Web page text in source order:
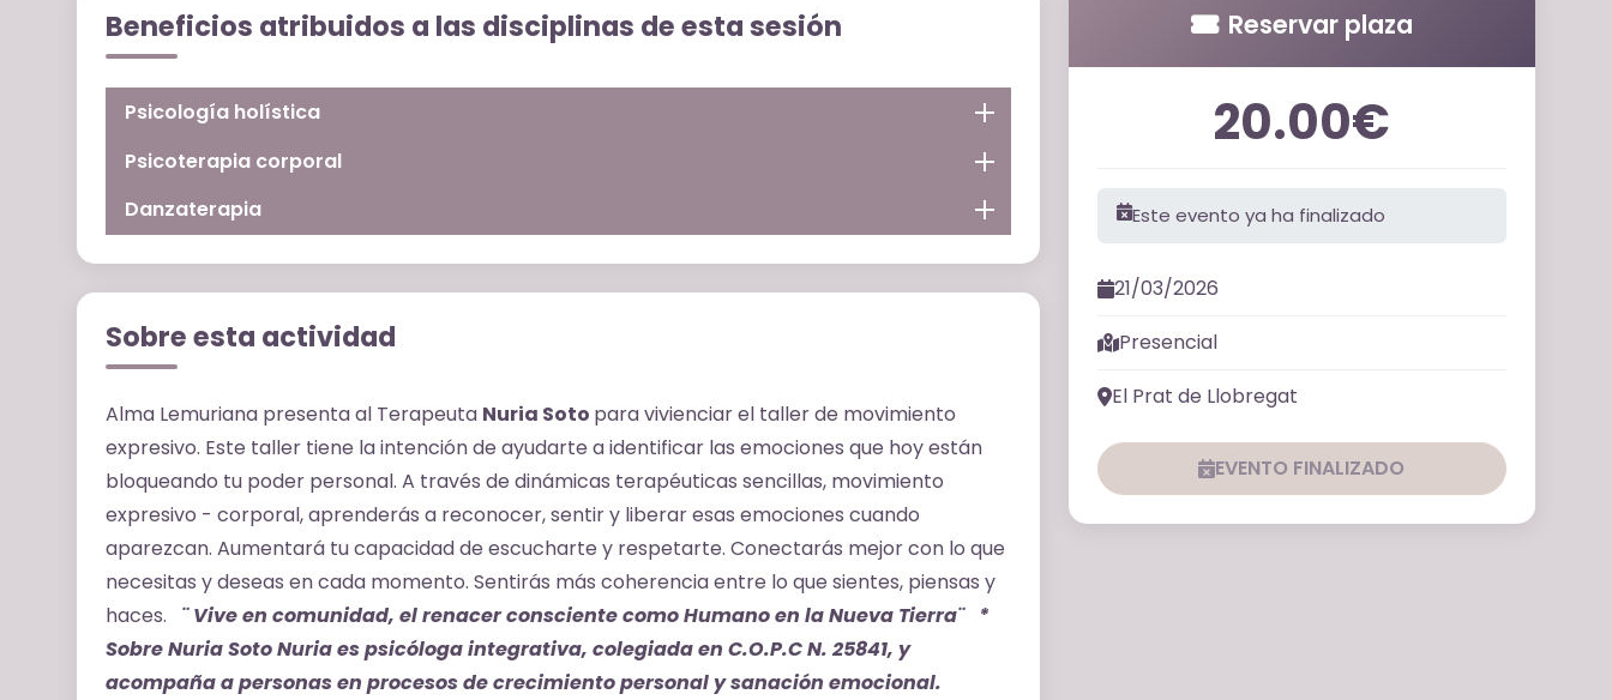
Beneficios atribuidos a las disciplinas de esta sesión
Psicología holística
Psicoterapia corporal
Danzaterapia
Sobre esta actividad
Alma Lemuriana presenta al Terapeuta Nuria Soto para vivienciar el taller de movimiento
expresivo. Este taller tiene la intención de ayudarte a identificar las emociones que hoy están
bloqueando tu poder personal. A través de dinámicas terapéuticas sencillas, movimiento
expresivo - corporal, aprenderás a reconocer, sentir y liberar esas emociones cuando
aparezcan. Aumentará tu capacidad de escucharte y respetarte. Conectarás mejor con lo que
necesitas y deseas en cada momento. Sentirás más coherencia entre lo que sientes, piensas y
haces. ¨ Vive en comunidad, el renacer consciente como Humano en la Nueva Tierra¨
*
Sobre Nuria SotoNuria es psicóloga integrativa, colegiada en C.O.P.C N. 25841, y
acompaña a personas en procesos de crecimiento personal y sanación emocional.
Reservar plaza
20.00€
Este evento ya ha finalizado
21/03/2026
Presencial
El Prat de Llobregat
EVENTO FINALIZADO